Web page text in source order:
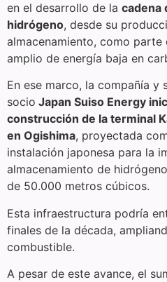
en el desarrollo de la cadena
hidrógeno, desde su
almacenamiento, como parte
amplio de energía baja en
En ese marco, la compañía y
socio Japan Suiso Energy
construcción de la terminal
en Ogishima, proyectada
instalación japonesa para la
almacenamiento de
de 50.000 metros cúbicos.
Esta infraestructura podría
finales de la década,
combustible.
A pesar de este avance, el